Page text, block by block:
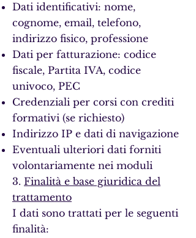
Dati identificativi: nome,
cognome, email, telefono,
indirizzo fisico, professione
Dati per fatturazione: codice
fiscale, Partita IVA, codice
univoco, PEC
Credenziali per corsi con crediti
formativi (se richiesto)
Indirizzo IP e dati di navigazione
Eventuali ulteriori dati forniti
volontariamente nei moduli
3. Finalità e base giuridica del
trattamento
I dati sono trattati per le seguenti
finalità: